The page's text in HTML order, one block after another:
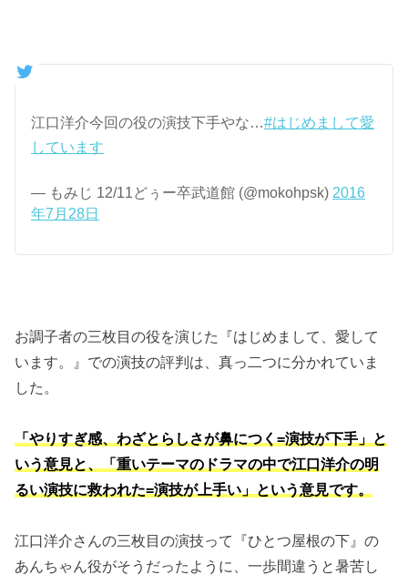
江口洋介今回の役の演技下手やな…#はじめまして愛
しています
— もみじ 12/11どぅー卒武道館 (@mokohpsk) 2016
年7月28日
お調子者の三枚目の役を演じた『はじめまして、愛して
います。』での演技の評判は、真っ二つに分かれていま
した。
「やりすぎ感、わざとらしさが鼻につく=演技が下手」と
いう意見と、「重いテーマのドラマの中で江口洋介の明
るい演技に救われた=演技が上手い」という意見です。
江口洋介さんの三枚目の演技って『ひとつ屋根の下』の
あんちゃん役がそうだったように、一歩間違うと暑苦し